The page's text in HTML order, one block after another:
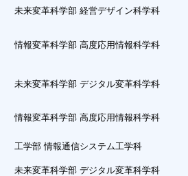
未来変革科学部 経営デザイン科学科
情報変革科学部 高度応用情報科学科
未来変革科学部 デジタル変革科学科
情報変革科学部 高度応用情報科学科
工学部 情報通信システム工学科
未来変革科学部 デジタル変革科学科